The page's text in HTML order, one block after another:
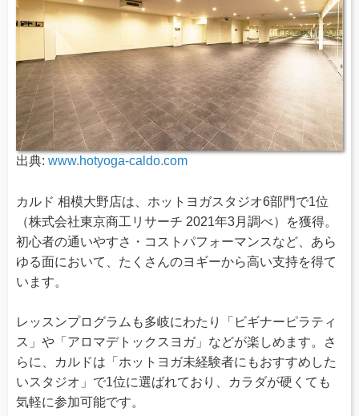
出典: www.hotyoga-caldo.com
カルド 相模大野店は、ホットヨガスタジオ6部門で1位
（株式会社東京商工リサーチ 2021年3月調べ）を獲得。
初心者の通いやすさ・コストパフォーマンスなど、あら
ゆる面において、たくさんのヨギーから高い支持を得て
います。
レッスンプログラムも多岐にわたり「ビギナーピラティ
ス」や「アロマデトックスヨガ」などが楽しめます。さ
らに、カルドは「ホットヨガ未経験者にもおすすめした
いスタジオ」で1位に選ばれており、カラダが硬くても
気軽に参加可能です。